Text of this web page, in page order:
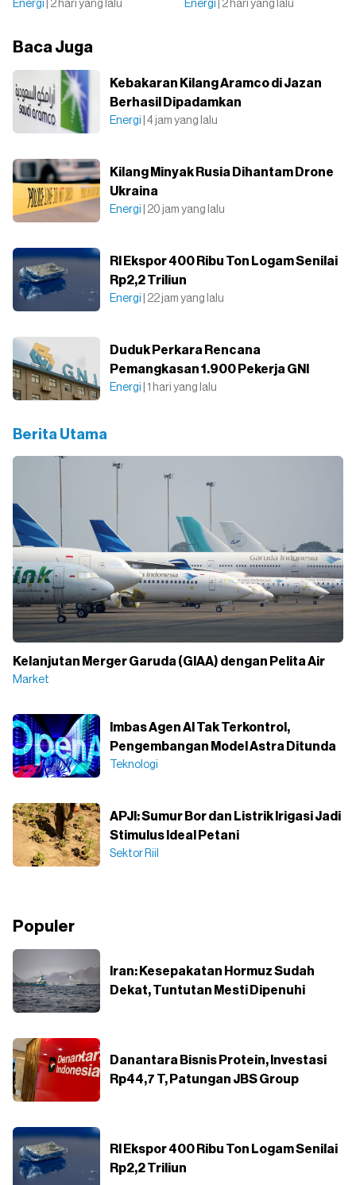
Energi | 2 hari yang lalu Energi | 2 hari yang lalu
Baca Juga
Kebakaran Kilang Aramco di Jazan
Berhasil Dipadamkan
Energi | 4 jam yang lalu
Kilang Minyak Rusia Dihantam Drone
Ukraina
Energi | 20 jam yang lalu
RI Ekspor 400 Ribu Ton Logam Senilai
Rp2,2 Triliun
Energi | 22 jam yang lalu
Duduk Perkara Rencana
Pemangkasan 1.900 Pekerja GNI
Energi | 1 hari yang lalu
Berita Utama
Kelanjutan Merger Garuda (GIAA) dengan Pelita Air
Market
Imbas Agen AI Tak Terkontrol,
Pengembangan Model Astra Ditunda
Teknologi
APJI: Sumur Bor dan Listrik Irigasi Jadi
Stimulus Ideal Petani
Sektor Riil
Populer
Iran: Kesepakatan Hormuz Sudah
Dekat, Tuntutan Mesti Dipenuhi
Danantara Bisnis Protein, Investasi
Rp44,7 T, Patungan JBS Group
RI Ekspor 400 Ribu Ton Logam Senilai
Rp2,2 Triliun